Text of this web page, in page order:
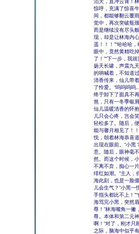
滔天，直冲云霄！
惊呼，充满了惊喜
间，都能够翻云覆
觉中，再次突破瓶
而是继续没有尽头
现，却是让林海内
遥！！！”“哈哈哈
眼中，竟然黄精吃
了！”“下一步，我
扬天长啸，声震九
的呐喊着，不知道
清香传来，仙儿带
了怜爱。“呜呜呜
终于卸下了面具不
熬，只有一冬季银
仙儿温暖清香的怀
儿只会心疼，岂会
轻松多了。随后，
能与馨月相见了！
悦，朝着林海恭喜
出现在眼前。“小黑
意。随后，眼神毫
然。而这个时候，
不离不弃，痴心一
绯红如潮。“主人，
海此刻，也是一脸
儿会生气？”小黑一
手指头都比不上！
海骂完小黑，突然
尊！”林海嘴角一撇
尊。本体和第二元
啊！“对了，刚才只
之际，脑海中似乎